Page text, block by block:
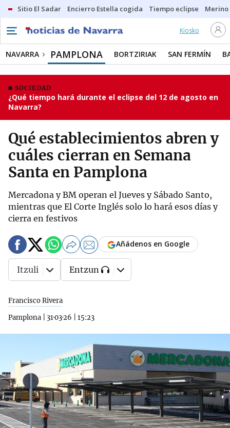
Sitio El Sadar Encierro Estella cogida Tiempo eclipse
Kiosko
NAVARRA PAMPLONA BORTZIRIAK SAN FERMÍN
SOCIEDAD
¿Qué tiempo hará durante el eclipse del 12 de agosto en
Navarra?
Qué establecimientos abren y
cuáles cierran en Semana
Santa en Pamplona
Mercadona y BM operan el Jueves y Sábado Santo,
mientras que El Corte Inglés solo lo hará esos días y
cierra en festivos
Francisco Rivera
Pamplona
31·03·26 15:23
Añádenos en Google
Itzuli Entzun